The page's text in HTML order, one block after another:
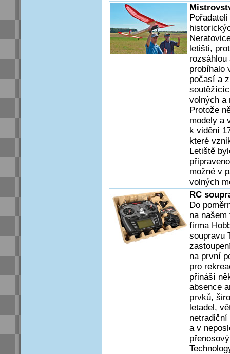
letišti,
probíhalo
počasí a
volných a
Protože
modely a
k vidění
které
Letiště
možné v
volných
RC
Do
na
firma
soupravu
na první
pro
přináší
absence
prvků,
letadel,
a v